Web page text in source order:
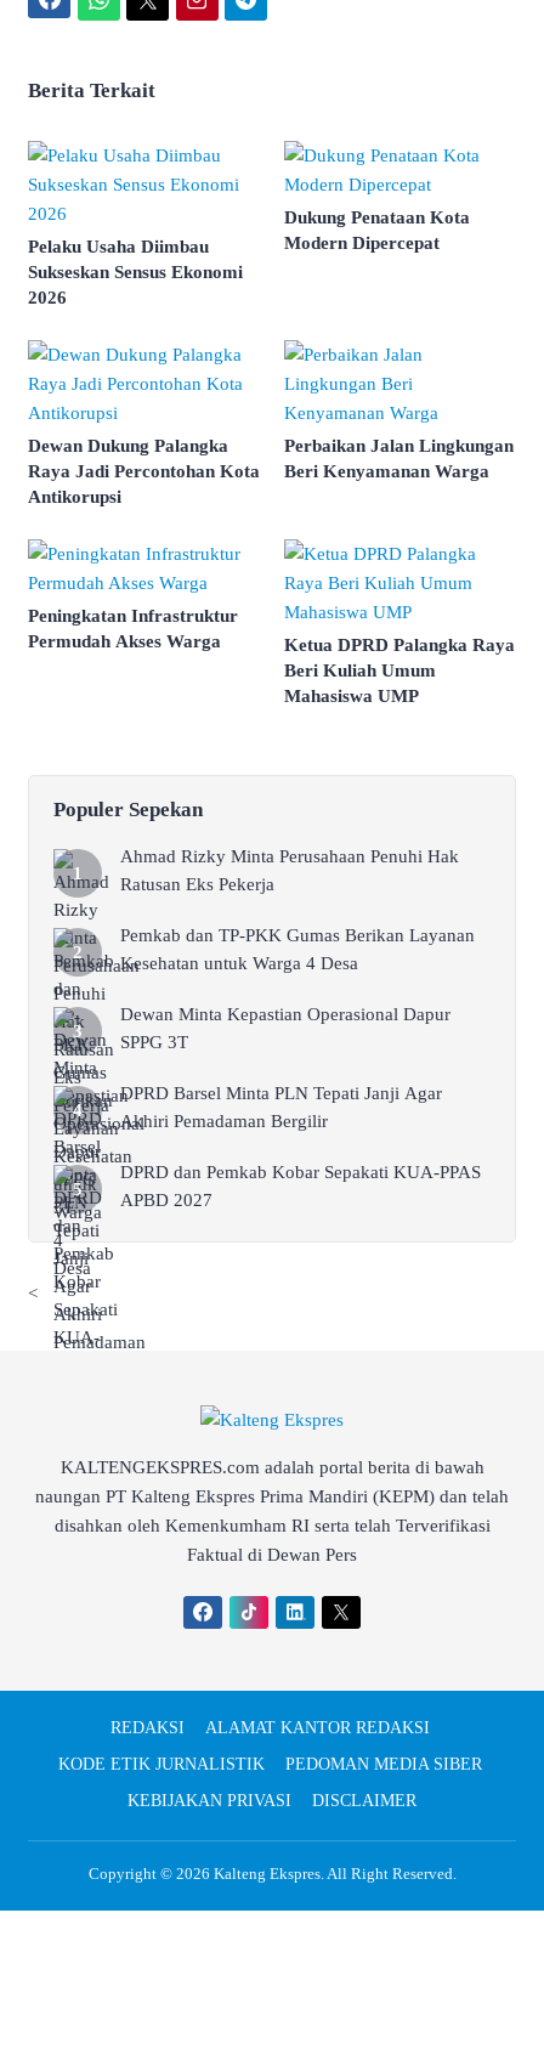
Berita Terkait
Pelaku Usaha Diimbau
Sukseskan Sensus Ekonomi
2026
Dukung Penataan Kota
Modern Dipercepat
Dewan Dukung Palangka
Raya Jadi Percontohan Kota
Antikorupsi
Perbaikan Jalan Lingkungan
Beri Kenyamanan Warga
Peningkatan Infrastruktur
Permudah Akses Warga
Ketua DPRD Palangka Raya
Beri Kuliah Umum
Mahasiswa UMP
Populer Sepekan
Ahmad Rizky Minta Perusahaan Penuhi Hak
Ratusan Eks Pekerja
Pemkab dan TP-PKK Gumas Berikan Layanan
Kesehatan untuk Warga 4 Desa
Dewan Minta Kepastian Operasional Dapur
SPPG 3T
DPRD Barsel Minta PLN Tepati Janji Agar
Akhiri Pemadaman Bergilir
DPRD dan Pemkab Kobar Sepakati KUA-PPAS
APBD 2027
<
KALTENGEKSPRES.com adalah portal berita di bawah
naungan PT Kalteng Ekspres Prima Mandiri (KEPM) dan telah
disahkan oleh Kemenkumham RI serta telah Terverifikasi
Faktual di Dewan Pers
REDAKSI
ALAMAT KANTOR REDAKSI
KODE ETIK JURNALISTIK
PEDOMAN MEDIA SIBER
KEBIJAKAN PRIVASI
DISCLAIMER
Copyright © 2026 Kalteng Ekspres. All Right Reserved.